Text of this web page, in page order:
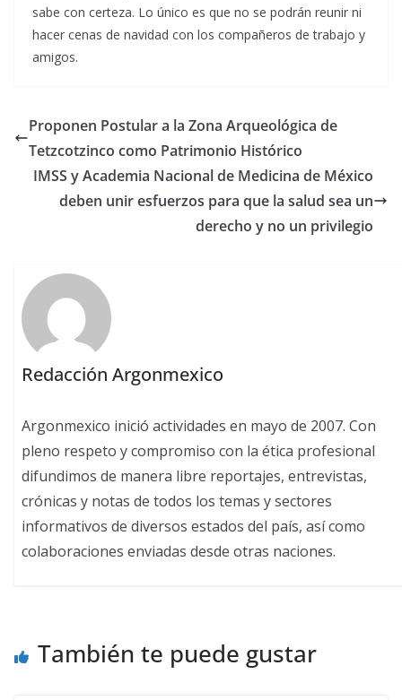
sabe con certeza. Lo único es que no se podrán reunir ni
hacer cenas de navidad con los compañeros de trabajo y
amigos.
Proponen Postular a la Zona Arqueológica de
Tetzcotzinco como Patrimonio Histórico
IMSS y Academia Nacional de Medicina de México
deben unir esfuerzos para que la salud sea un
derecho y no un privilegio
Redacción Argonmexico
Argonmexico inició actividades en mayo de 2007. Con
pleno respeto y compromiso con la ética profesional
difundimos de manera libre reportajes, entrevistas,
crónicas y notas de todos los temas y sectores
informativos de diversos estados del país, así como
colaboraciones enviadas desde otras naciones.
También te puede gustar